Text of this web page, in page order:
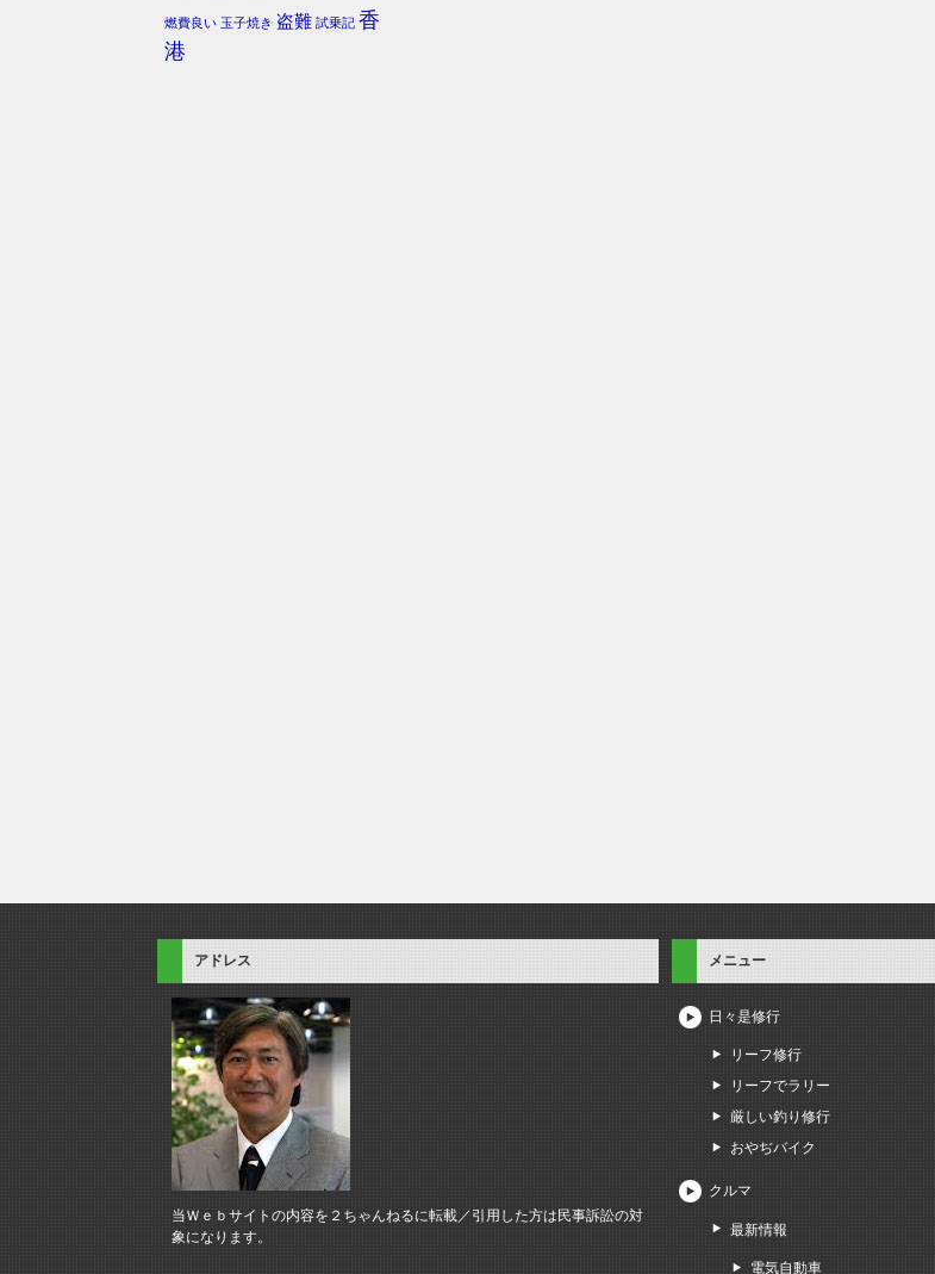
燃費良い 玉子焼き 盗難 試乗記 香
港
アドレス
当Ｗｅｂサイトの内容を２ちゃんねるに転載／引用した方は民事訴訟の対
象になります。
メニュー
日々是修行
リーフ修行
リーフでラリー
厳しい釣り修行
おやぢバイク
クルマ
最新情報
電気自動車